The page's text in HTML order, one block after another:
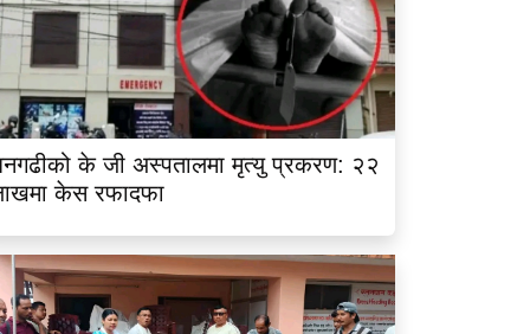
के जी अस्पतालमा मृत्यु प्रकरण: २२
केस रफादफा